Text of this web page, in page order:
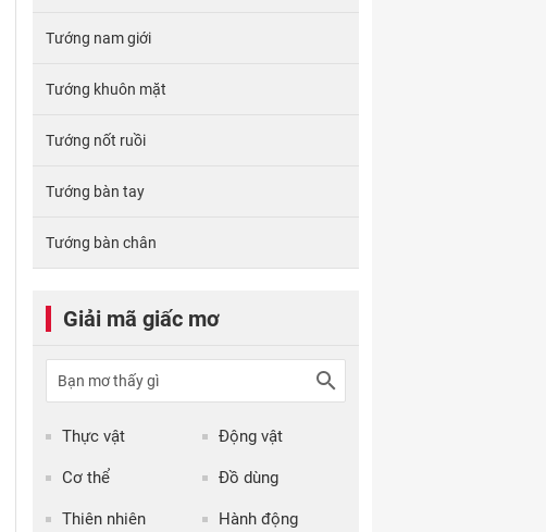
Tướng nam giới
Tướng khuôn mặt
Tướng nốt ruồi
Tướng bàn tay
Tướng bàn chân
Giải mã giấc mơ
Thực vật Động vật
Cơ thể Đồ dùng
Thiên nhiên Hành động